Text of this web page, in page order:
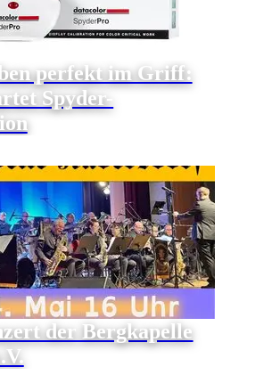
perfekt im Griff:
Spyder-
der Bergkapelle